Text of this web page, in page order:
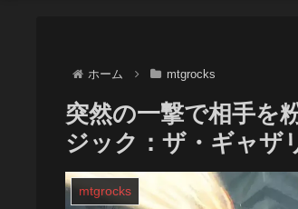
ホーム mtgrocks
突然の一撃で相手を
ジック：ザ・ギャザ
mtgrocks